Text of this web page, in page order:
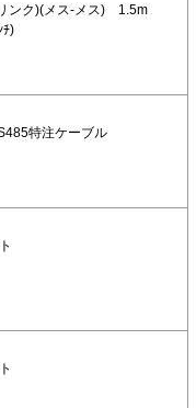
ンク)(メス-メス) 1.5m
ﾁ)
特注ケーブル